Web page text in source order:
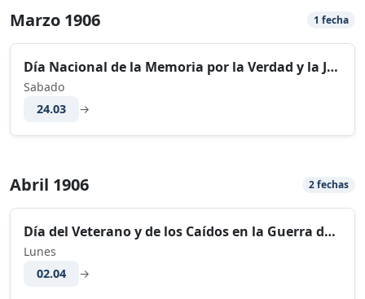
Marzo 1906 1 fecha
Día Nacional de la Memoria por la Verdad y la Justicia
Sabado
24.03
→
Abril 1906 2 fechas
Día del Veterano y de los Caídos en la Guerra de Malvinas
Lunes
02.04
→